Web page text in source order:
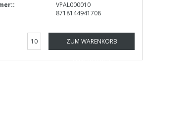
VPAL000010
8718144941708
ZUM WARENKORB
HINZUFÜGEN